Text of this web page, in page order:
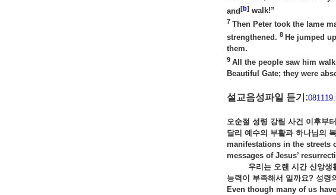
and[b] walk!”
7 Then Peter took the lame
strengthened. 8 He jumped
them.
9 All the people saw him
Beautiful Gate; they were
설교음성파일 듣기:
오순절 성령 강림 사건 이후부
달리 예수의 부활과 하나님의
manifestations in the streets
messages of Jesus’
우리는 오랜 시간 신앙
능력이 부족해서 일까요? 성령
Even though many of us